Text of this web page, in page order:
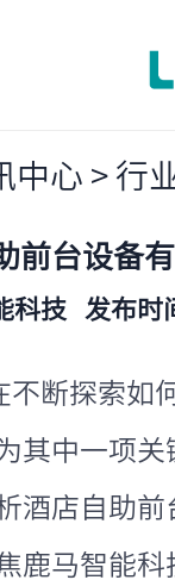
中心 > 行
前台设备
科技 发布时
不断探索如
其中一项
酒店自助
鹿马智能